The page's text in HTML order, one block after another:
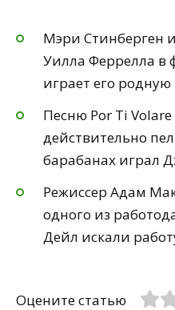
Мэри Стинберген
Уилла Феррелла в
играет его родную
Песню Por Ti
действительно
барабанах играл
Режиссер Адам
одного из
Дейл искали
Оцените статью